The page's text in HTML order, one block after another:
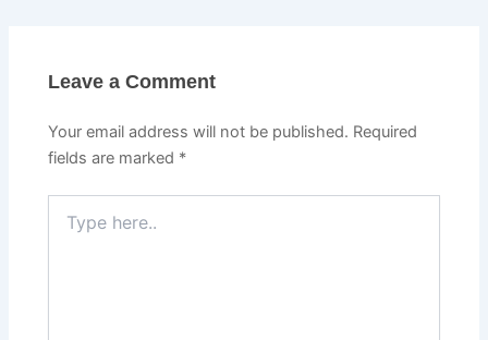
Leave a Comment
Your email address will not be published. Required
fields are marked *
here..